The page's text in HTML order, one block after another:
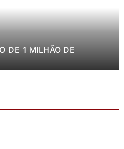
DE 1 MILHÃO DE